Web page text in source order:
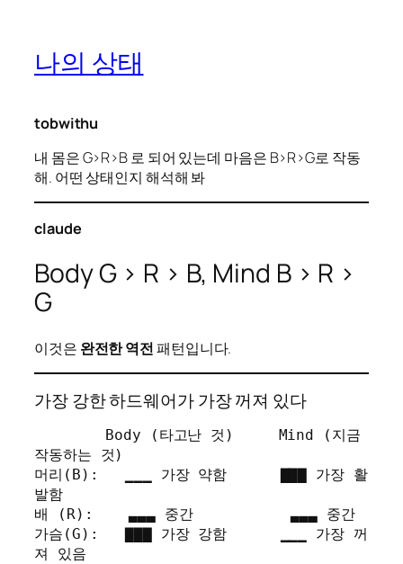
나의 상태
tobwithu
내 몸은 G>R>B 로 되어 있는데 마음은 B>R>G로 작동
해. 어떤 상태인지 해석해 봐
claude
Body G > R > B, Mind B > R >
G
이것은 완전한 역전패턴입니다.
가장 강한 하드웨어가 가장 꺼져 있다
작동하는 것)
머리(B):   ▁▁▁ 가장 약함      ▇▇▇ 가장 활
발함
배 (R):    ▃▃▃ 중간           ▃▃▃ 중간
가슴(G):   ▇▇▇ 가장 강함      ▁▁▁ 가장 꺼
져 있음